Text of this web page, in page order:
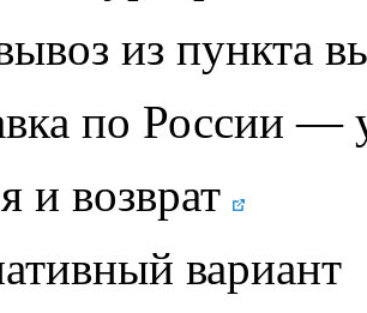
из пункта
по России —
и возврат
вариант